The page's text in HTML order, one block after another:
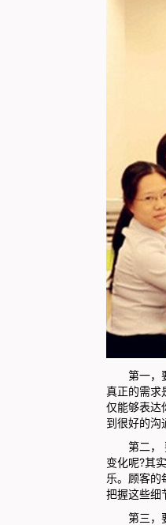
第一，要
真正的需求
仅能够表达
到很好的沟
第二， 要
变化呢?其
乐。顾客的
把握这些细
第三，要